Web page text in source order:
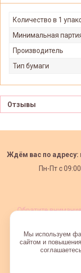
Количество в 1
Минимальная
Производитель
Тип бумаги
Отзывы
Ждём вас по адресу:
Пн-Пт с
Обратите
Мы используем
сайтом и